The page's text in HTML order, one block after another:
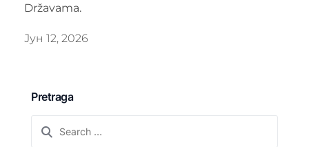
Državama.
Јун 12, 2026
Pretraga